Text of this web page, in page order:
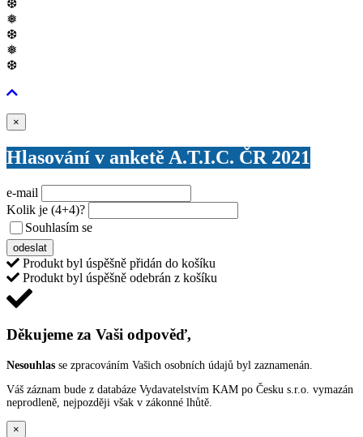
❆
❅
❆
❅
❆
×
Hlasování v anketě A.T.I.C. ČR 2021
e-mail
Kolik je (4+4)?
Souhlasím se
odeslat
Produkt byl úspěšně přidán do košíku
Produkt byl úspěšně odebrán z košíku
Děkujeme za Vaši odpověď,
Nesouhlas se zpracováním Vašich osobních údajů byl zaznamenán.
Váš záznam bude z databáze Vydavatelstvím KAM po Česku s.r.o. vymazán
neprodleně, nejpozději však v zákonné lhůtě.
×